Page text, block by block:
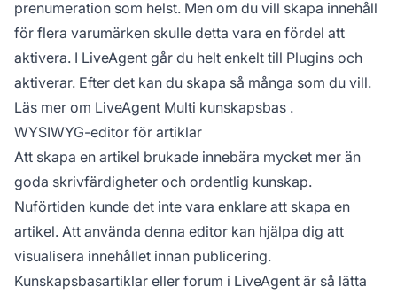
prenumeration som helst. Men om du vill skapa innehåll
för flera varumärken skulle detta vara en fördel att
aktivera. I LiveAgent går du helt enkelt till Plugins och
aktiverar. Efter det kan du skapa så många som du vill.
Läs mer om LiveAgent Multi kunskapsbas .
WYSIWYG-editor för artiklar
Att skapa en artikel brukade innebära mycket mer än
goda skrivfärdigheter och ordentlig kunskap.
Nuförtiden kunde det inte vara enklare att skapa en
artikel. Att använda denna editor kan hjälpa dig att
visualisera innehållet innan publicering.
Kunskapsbasartiklar eller forum i LiveAgent är så lätta